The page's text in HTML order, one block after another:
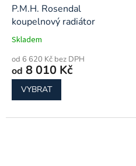
P.M.H. Rosendal
koupelnový radiátor
Skladem
od 6 620 Kč bez DPH
od 8 010 Kč
VYBRAT